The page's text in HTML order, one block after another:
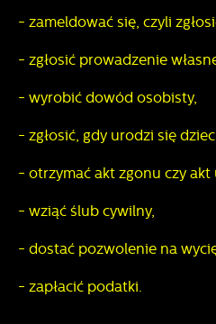
- zameldować się, czyli
- zgłosić prowadzenie
- wyrobić dowód osobisty,
- zgłosić, gdy urodzi się
- otrzymać akt zgonu czy akt
- wziąć ślub cywilny,
- dostać pozwolenie na
- zapłacić podatki.